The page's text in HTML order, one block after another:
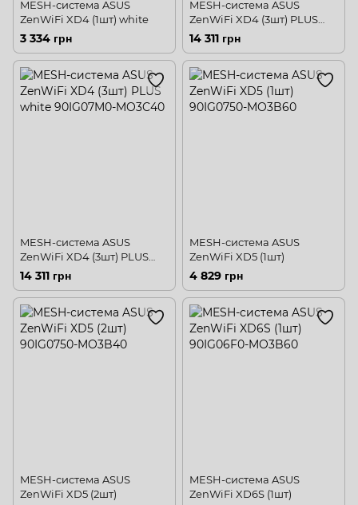
MESH-система ASUS
ZenWiFi XD4 (1шт) white
3 334 грн
MESH-система ASUS
ZenWiFi XD4 (3шт) PLUS
black
14 311 грн
MESH-система ASUS
ZenWiFi XD4 (3шт) PLUS
white
14 311 грн
MESH-система ASUS
ZenWiFi XD5 (1шт)
4 829 грн
MESH-система ASUS
ZenWiFi XD5 (2шт)
MESH-система ASUS
ZenWiFi XD6S (1шт)